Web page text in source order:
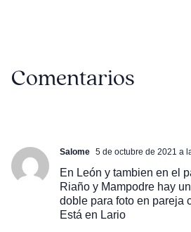
Comentarios
Salome 5 de octubre de 2021 a
En León y tambien en el
Riaño y Mampodre hay
doble para foto en pareja
Está en Lario